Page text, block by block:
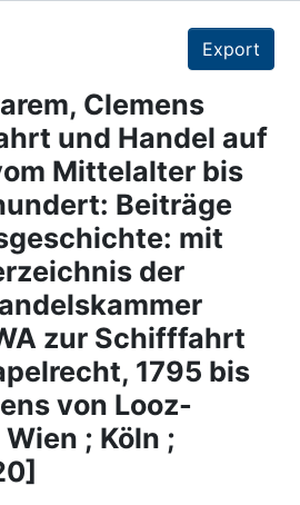
Export
Clemens
und Handel auf
Mittelalter bis
Beiträge
mit
der
zur Schifffahrt
1795 bis
von Looz-
; Köln ;